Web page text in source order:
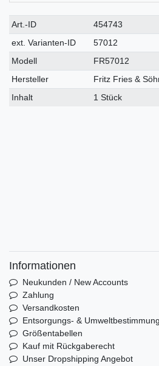
Technisches
Merkmal
Wert
Art.-ID
454743
ext. Varianten-ID
57012
Modell
FR57012
Hersteller
Fritz Fries &
Inhalt
1 Stück
Informationen
Neukunden / New Accounts
Zahlung
Versandkosten
Entsorgungs- &
Größentabellen
Kauf mit Rückgaberecht
Unser Dropshipping Angebot